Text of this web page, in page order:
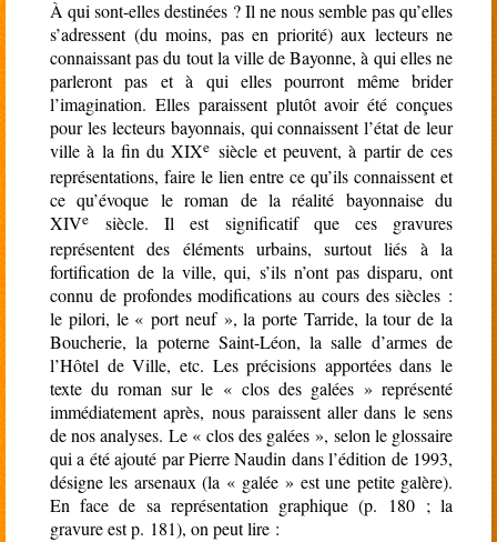
À qui sont-elles destinées ? Il ne nous semble pas qu’elles
s’adressent (du moins, pas en priorité) aux lecteurs ne
connaissant pas du tout la ville de Bayonne, à qui elles ne
parleront pas et à qui elles pourront même brider
l’imagination. Elles paraissent plutôt avoir été conçues
pour les lecteurs bayonnais, qui connaissent l’état de leur
ville à la fin du XIXe siècle et peuvent, à partir de ces
représentations, faire le lien entre ce qu’ils connaissent et
ce qu’évoque le roman de la réalité bayonnaise du
XIVe siècle. Il est significatif que ces gravures
représentent des éléments urbains, surtout liés à la
fortification de la ville, qui, s’ils n’ont pas disparu, ont
connu de profondes modifications au cours des siècles :
le pilori, le « port neuf », la porte Tarride, la tour de la
Boucherie, la poterne Saint-Léon, la salle d’armes de
l’Hôtel de Ville, etc. Les précisions apportées dans le
texte du roman sur le « clos des galées » représenté
immédiatement après, nous paraissent aller dans le sens
de nos analyses. Le « clos des galées », selon le glossaire
qui a été ajouté par Pierre Naudin dans l’édition de 1993,
désigne les arsenaux (la « galée » est une petite galère).
En face de sa représentation graphique (p. 180 ; la
gravure est p. 181), on peut lire :